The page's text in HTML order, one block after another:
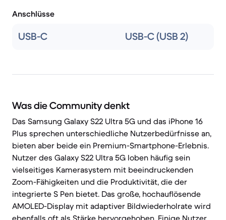
Anschlüsse
USB-C USB-C (USB 2)
Was die Community denkt
Das Samsung Galaxy S22 Ultra 5G und das iPhone 16
Plus sprechen unterschiedliche Nutzerbedürfnisse an,
bieten aber beide ein Premium-Smartphone-Erlebnis.
Nutzer des Galaxy S22 Ultra 5G loben häufig sein
vielseitiges Kamerasystem mit beeindruckenden
Zoom-Fähigkeiten und die Produktivität, die der
integrierte S Pen bietet. Das große, hochauflösende
AMOLED-Display mit adaptiver Bildwiederholrate wird
ebenfalls oft als Stärke hervorgehoben. Einige Nutzer